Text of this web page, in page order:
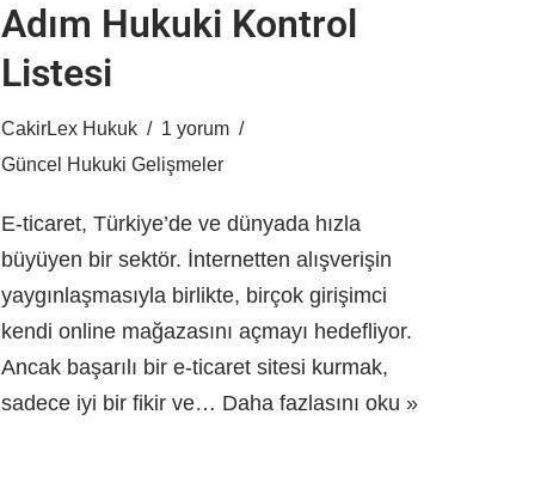
Adım Hukuki Kontrol
Listesi
CakirLex Hukuk
1 yorum
Güncel Hukuki Gelişmeler
E-ticaret, Türkiye’de ve dünyada hızla
büyüyen bir sektör. İnternetten alışverişin
yaygınlaşmasıyla birlikte, birçok girişimci
kendi online mağazasını açmayı hedefliyor.
Ancak başarılı bir e-ticaret sitesi kurmak,
sadece iyi bir fikir ve… Daha fazlasını oku »